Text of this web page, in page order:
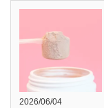
2026/06/04